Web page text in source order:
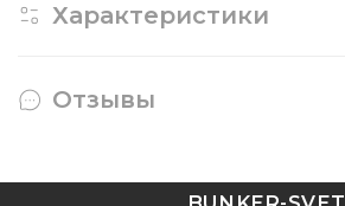
Характеристики
Отзывы